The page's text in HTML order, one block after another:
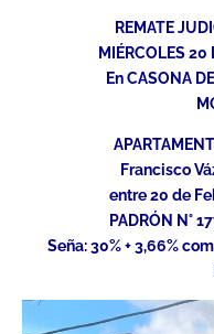
REMATE
MIÉRCOLES 20
En CASONA
Francisco
entre 20 de
PADRÓN N°
Seña: 30% + 3,66%